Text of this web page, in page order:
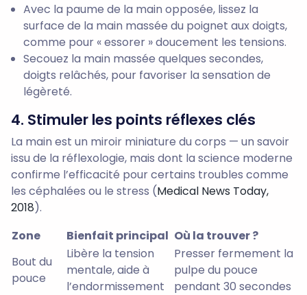
Avec la paume de la main opposée, lissez la
surface de la main massée du poignet aux doigts,
comme pour « essorer » doucement les tensions.
Secouez la main massée quelques secondes,
doigts relâchés, pour favoriser la sensation de
légèreté.
4. Stimuler les points réflexes clés
La main est un miroir miniature du corps — un savoir
issu de la réflexologie, mais dont la science moderne
confirme l’efficacité pour certains troubles comme
les céphalées ou le stress (Medical News Today,
2018).
Zone
Bienfait principal Où la trouver ?
Bout du
pouce
Libère la tension
mentale, aide à
l’endormissement
Presser fermement la
pulpe du pouce
pendant 30 secondes